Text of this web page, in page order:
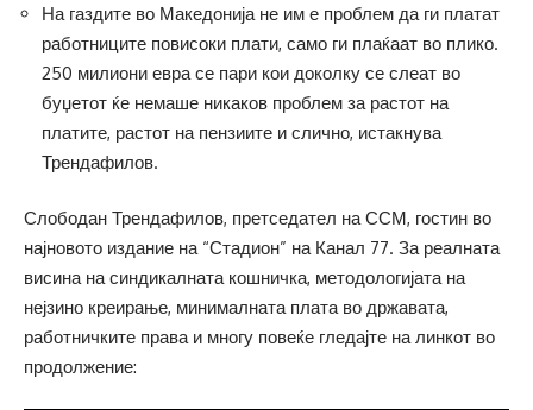
На газдите во Македонија не им е проблем да ги платат
работниците повисоки плати, само ги плаќаат во плико.
250 милиони евра се пари кои доколку се слеат во
буџетот ќе немаше никаков проблем за растот на
платите, растот на пензиите и слично, истакнува
Трендафилов.
Слободан Трендафилов, претседател на ССМ, гостин во
најновото издание на “Стадион” на Канал 77. За реалната
висина на синдикалната кошничка, методологијата на
нејзино креирање, минималната плата во државата,
работничките права и многу повеќе гледајте на линкот во
продолжение: